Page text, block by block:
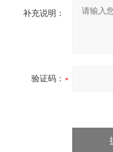
补充说明：
验证码：